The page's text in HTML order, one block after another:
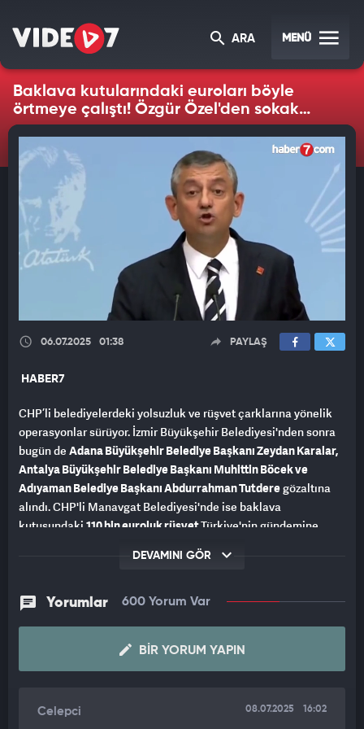
ARA MENÜ
Baklava kutularındaki euroları böyle
örtmeye çalıştı! Özgür Özel'den sokak
tehdidi
06.07.2025 01:38 PAYLAŞ
HABER7
CHP’li belediyelerdeki yolsuzluk ve rüşvet çarklarına yönelik
operasyonlar sürüyor. İzmir Büyükşehir Belediyesi'nden sonra
bugün de Adana Büyükşehir Belediye Başkanı Zeydan Karalar,
Antalya Büyükşehir Belediye Başkanı Muhittin Böcek ve
Adıyaman Belediye Başkanı Abdurrahman Tutderegözaltına
alındı. CHP'li Manavgat Belediyesi'nde ise baklava
kutusundaki 110 bin euroluk rüşvetTürkiye'nin gündemine
CHP'li belediyelerdeki yolsuzlukların bir bir ifşa olmasının ve
operasyonlar düzenlenmesinin ardından
Özgür Özel CHP Genel Merkezi'nde MYK'yı topladı. Toplantı
sonrası kürsüye çıkanÖzel,baklava kutusularındaki rüşvet
DEVAMINI GÖR
Yorumlar 600 Yorum Var
BIR YORUM YAPIN
Celepci 08.07.2025 16:02